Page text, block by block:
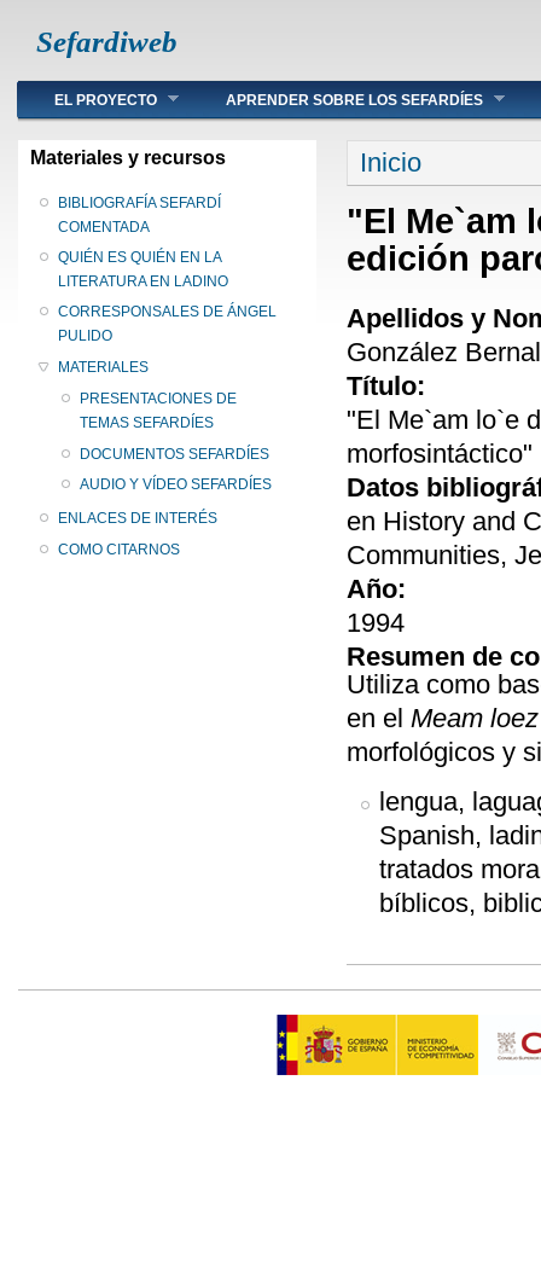
Sefardiweb
Main menu
EL PROYECTO APRENDER SOBRE LOS SEFARDÍES
Materiales y recursos
BIBLIOGRAFÍA SEFARDÍ
COMENTADA
QUIÉN ES QUIÉN EN LA
LITERATURA EN LADINO
CORRESPONSALES DE ÁNGEL
PULIDO
MATERIALES
PRESENTACIONES DE
TEMAS SEFARDÍES
DOCUMENTOS SEFARDÍES
AUDIO Y VÍDEO SEFARDÍES
ENLACES DE INTERÉS
COMO CITARNOS
Se encuentra
Inicio
"El Me`am
edición
Apellidos y
González
Título:
"El Me`am lo`e
morfosintáctico"
Datos
en History and
Communities,
Año:
1994
Resumen de
Utiliza como
en el Meam
morfológicos y
lengua,
Spanish,
tratados
bíblicos,